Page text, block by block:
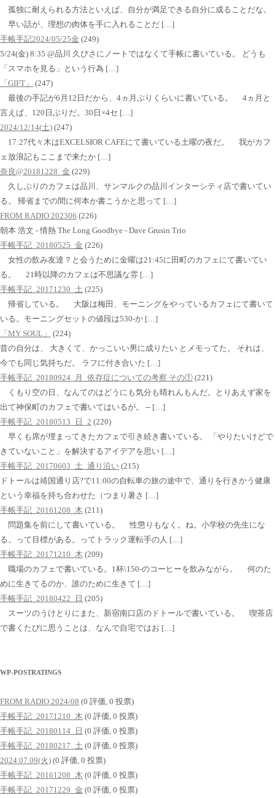
孤独に耐えられる方法といえば、自分が満足できる自分に成ることだな。
早い話が、理想の肉体を手に入れることだ […]
手帳手記2024/05/25金 (249)
5/24(金) 8:35 @品川 久びさにノートではなくて手帳に書いている。 どうも
「スマホを見る」という行為 […]
「GIFT」
(247)
最後の手記が6月12日だから、4ヵ月ぶりくらいに書いている。 4ヵ月と
言えば、120日ぶりだ。30日×4セ […]
2024/12/14(土) (247)
17:27代々木はEXCELSIOR CAFEにて書いている土曜の夜だ。 我がカフ
ェ放浪記もここまで来たか […]
奈良@20181228_金 (229)
久しぶりのカフェは品川、サンマルクの品川インターシティ店で書いてい
る。 帰省までの間に何本か書こうかと思って […]
FROM RADIO 202306 (226)
朝本 浩文 - 情熱 The Long Goodbye - Dave Grusin Trio
手帳手記_20180525_金 (226)
女性の飲み友達？と会うために金曜は21:45に田町のカフェにて書いてい
る。 21時以降のカフェは不思議な雰 […]
手帳手記_20171230_土 (225)
帰省している。 大阪は梅田、モーニングをやっているカフェにて書いて
いる。モーニングセットの値段は530-か […]
「MY SOUL」
(224)
昔の自分は、 大きくて、かっこいい男に成りたい とメモってた。 それは、
今でも同じ気持ちだ。 ラフに付き合いた […]
手帳手記_20180924_月_依存症についての考察 その① (221)
くもり空の日、なんてのはどうにも気分も晴れんもんだ。とりあえず家を
出て神保町のカフェで書いてはいるが。 -- […]
手帳手記_20180513_日_2 (220)
早くも席が埋まってきたカフェで引き続き書いている。 「やりたいけどで
きていないこと」を解決するアイデアを思い […]
手帳手記_20170603_土_通り沿い (215)
ドトールは靖国通り店?で11:00の自転車の旅の途中で、通りを行きかう健康
という幸福を持ち合わせた（つまり暑さ […]
手帳手記_20161208_木 (211)
問題集を前にして書いている。 性懲りもなく。ね。小学校の先生にな
る。って目標がある。ってトラック運転手の人 […]
手帳手記_20171210_木 (209)
職場のカフェで書いている。1杯\150-のコーヒーを飲みながら。 何のた
めに生きてるのか、誰のために生きて […]
手帳手記_20180422_日 (205)
スーツのうけとりにまた、新宿南口店のドトールで書いている。 喫茶店
で書くたびに思うことは、なんで自宅ではお […]
WP-POSTRATINGS
FROM RADIO 2024/08 (0 評価, 0 投票)
手帳手記_20171210_木 (0 評価, 0 投票)
手帳手記_20180114_日 (0 評価, 0 投票)
手帳手記_20180217_土 (0 評価, 0 投票)
2024.07.09(火) (0 評価, 0 投票)
手帳手記_20161208_木 (0 評価, 0 投票)
手帳手記_20171229_金 (0 評価, 0 投票)